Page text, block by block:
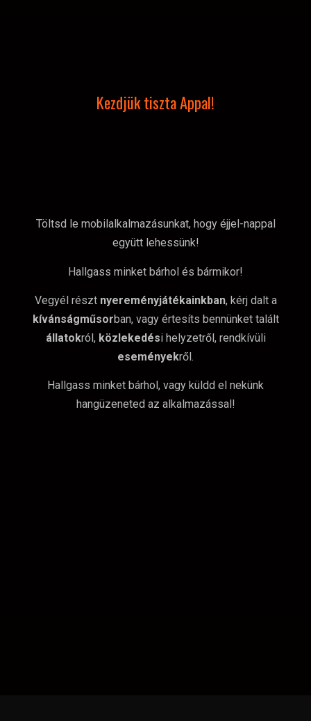
Kezdjük tiszta Appal!
Töltsd le mobilalkalmazásunkat, hogy éjjel-nappal
együtt lehessünk!
Hallgass minket bárhol és bármikor!
Vegyél részt nyereményjátékainkban, kérj dalt a
kívánságműsorban, vagy értesíts bennünket talált
állatokról, közlekedési helyzetről, rendkívüli
eseményekről.
Hallgass minket bárhol, vagy küldd el nekünk
hangüzeneted az alkalmazással!